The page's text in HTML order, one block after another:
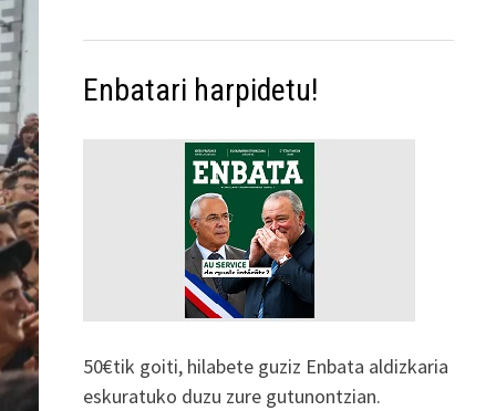
Enbatari harpidetu!
50€tik goiti, hilabete guziz Enbata aldizkaria
eskuratuko duzu zure gutunontzian.